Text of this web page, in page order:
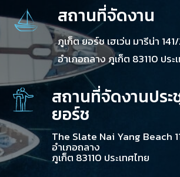
สถานที่จัดงาน
ภูเก็ต ยอร์ช เฮเว่น มารีน่า
อำเภอถลาง ภูเก็ต 83110 ประ
สถานที่จัดงานประ
ยอร์ช
The Slate Nai Yang Beach
อำเภอถลาง
ภูเก็ต 83110 ประเทศไทย